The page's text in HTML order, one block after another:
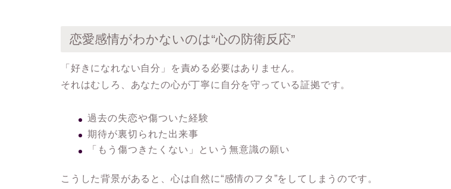
恋愛感情がわかないのは“心の防衛反応”
「好きになれない自分」を責める必要はありません。
それはむしろ、あなたの心が丁寧に自分を守っている証拠です。
過去の失恋や傷ついた経験
期待が裏切られた出来事
「もう傷つきたくない」という無意識の願い
こうした背景があると、心は自然に“感情のフタ”をしてしまうのです。